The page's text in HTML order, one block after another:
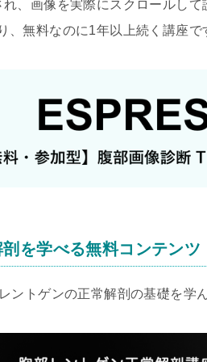
、画像を実際にスクロールし
、無料なのに1年以上続く講座
を学べる無料コンテンツ
ントゲンの正常解剖の基礎を学